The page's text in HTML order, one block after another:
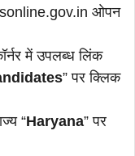
ओपन
में उपलब्ध लिंक
” पर क्लिक
“Haryana” पर